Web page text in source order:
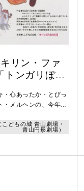
リン・ファ
トンガリぼう
・心あったか・とびっ
メルヘンの、今年の
計」がぬすまれたの
謎の忍者、くの一カ
ンガリぼうしの魔法つ
どもの城 青山劇場・
青山円形劇場）